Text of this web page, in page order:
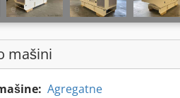
mašini
Agregatne